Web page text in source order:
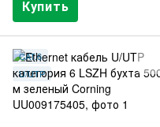
Купить
CAT.6
U/UTP